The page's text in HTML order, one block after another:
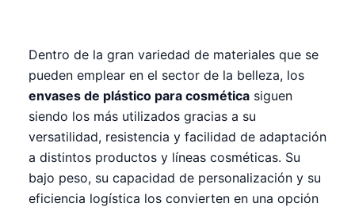
Dentro de la gran variedad de materiales que se
pueden emplear en el sector de la belleza, los
envases de plástico para cosmética siguen
siendo los más utilizados gracias a su
versatilidad, resistencia y facilidad de adaptación
a distintos productos y líneas cosméticas. Su
bajo peso, su capacidad de personalización y su
eficiencia logística los convierten en una opción